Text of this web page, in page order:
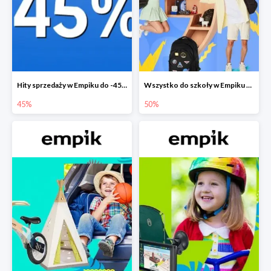
Hity sprzedaży w Empiku do -45%
45%
Wszystko do szkoły w Empiku do -50%
50%